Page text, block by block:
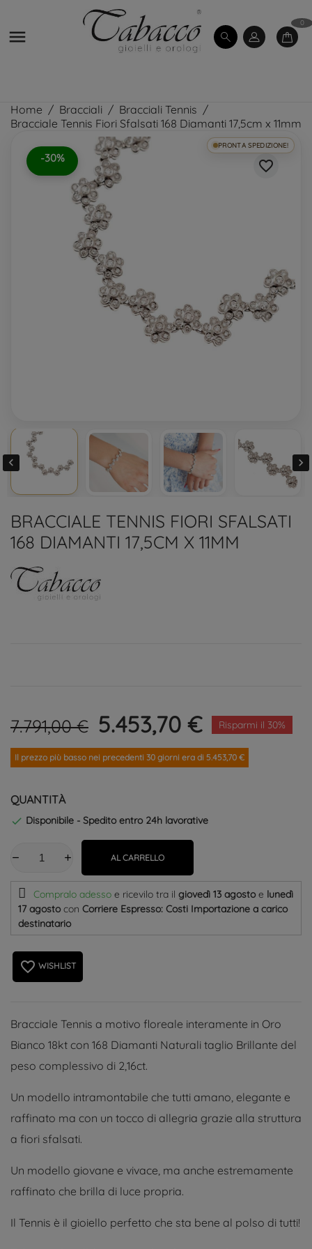

0
Home Bracciali
Bracciali Tennis
Bracciale Tennis Fiori Sfalsati 168 Diamanti 17,5cm x 11mm
-30%
PRONTA SPEDIZIONE!
favorite_border
 
BRACCIALE TENNIS FIORI SFALSATI
168 DIAMANTI 17,5CM X 11MM
7.791,00 € 5.453,70 € Risparmi il 30%
Il prezzo più basso nei precedenti 30 giorni era di 5.453,70 €
QUANTITÀ
 Disponibile - Spedito entro 24h lavorative
AL CARRELLO
Compralo adesso e ricevilo tra il giovedì 13 agostoe lunedì
17 agosto con Corriere Espresso: Costi Importazione a carico
destinatario
favorite_border WISHLIST
Bracciale Tennis a motivo floreale interamente in Oro
Bianco 18kt con 168 Diamanti Naturali taglio Brillante del
peso complessivo di 2,16ct.
Un modello intramontabile che tutti amano, elegante e
raffinato ma con un tocco di allegria grazie alla struttura
a fiori sfalsati.
Un modello giovane e vivace, ma anche estremamente
raffinato che brilla di luce propria.
Il Tennis è il gioiello perfetto che sta bene al polso di tutti!